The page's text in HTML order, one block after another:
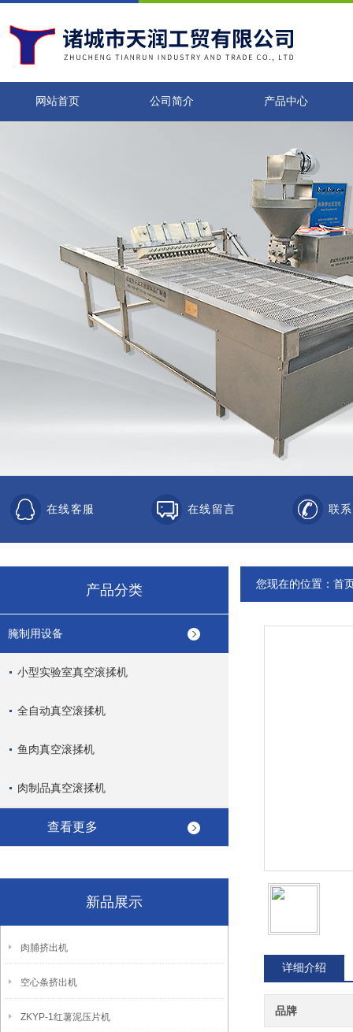
网站首页 公司简介 产品中心
在线客服 在线留言 联
产品分类
腌制用设备
小型实验室真空滚揉机
全自动真空滚揉机
鱼肉真空滚揉机
肉制品真空滚揉机
查看更多
新品展示
肉脯挤出机
空心条挤出机
ZKYP-1红薯泥压片机
您现在的位置： 首
详细介绍
品牌